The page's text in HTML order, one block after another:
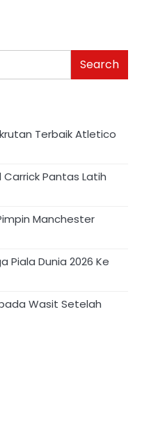
Search
Terbaik Atletico
Carrick Pantas Latih
Manchester
Piala Dunia 2026 Ke
Wasit Setelah